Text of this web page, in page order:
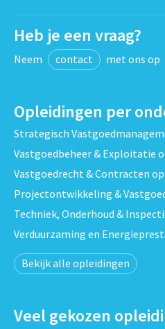
Heb je een vraag?
Neem contact met ons op
Opleidingen per
Strategisch
Vastgoedbeheer & Exploitatie
Vastgoedrecht & Contracten
Projectontwikkeling &
Techniek, Onderhoud &
Verduurzaming en
Bekijk alle opleidingen
Veel gekozen